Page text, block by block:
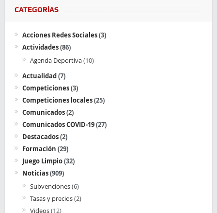
CATEGORÍAS
Acciones Redes Sociales(3)
Actividades(86)
Agenda Deportiva(10)
Actualidad(7)
Competiciones(3)
Competiciones locales(25)
Comunicados(2)
Comunicados COVID-19(27)
Destacados(2)
Formación (29)
Juego Limpio(32)
Noticias(909)
Subvenciones(6)
Tasas y precios(2)
Videos(12)